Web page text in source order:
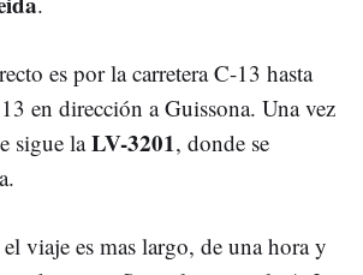
es por la carretera C-13 hasta
en dirección a Guissona. Una vez
sigue laLV-3201, donde se
el viaje es mas largo, de una hora y